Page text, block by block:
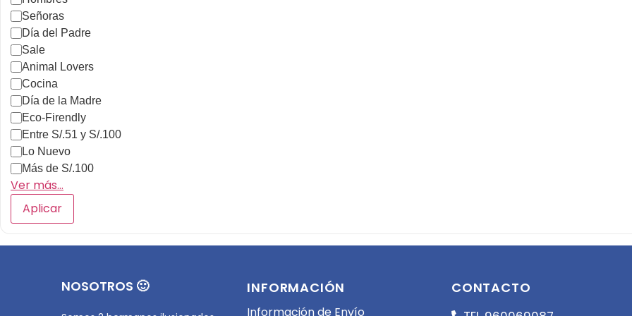
Señoras
Día del Padre
Sale
Animal Lovers
Cocina
Día de la Madre
Eco-Firendly
Entre S/.51 y S/.100
Lo Nuevo
Más de S/.100
Ver más…
Aplicar
NOSOTROS 🙂 INFORMACIÓN
Información de Envío
CONTACTO